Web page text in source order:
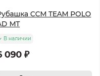
CCM TEAM POLO
MT
В наличии
090 ₽